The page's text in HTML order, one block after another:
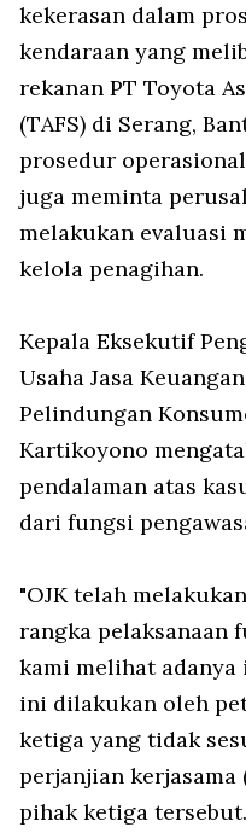
kekerasan dalam
kendaraan yang
rekanan PT Toyota
(TAFS) di Serang,
prosedur
juga meminta
melakukan evaluasi
kelola penagihan.
Kepala Eksekutif
Usaha Jasa
Pelindungan
Kartikoyono
pendalaman atas
dari fungsi
"OJK telah
rangka pelaksanaan
kami melihat
ini dilakukan oleh
ketiga yang tidak
perjanjian kerjasama
pihak ketiga